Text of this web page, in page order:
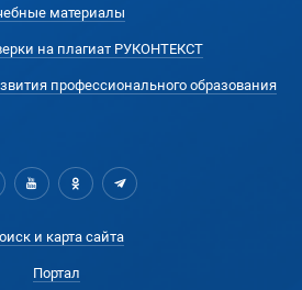
материалы
на плагиат РУКОНТЕКСТ
профессионального образования
и карта сайта
Портал